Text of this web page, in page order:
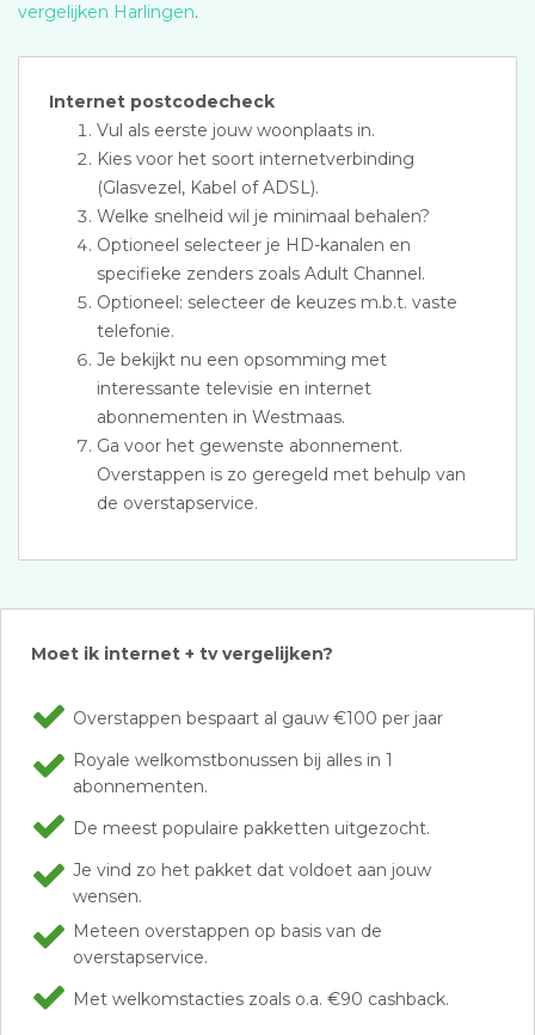
vergelijken Harlingen.
Internet postcodecheck
Vul als eerste jouw woonplaats in.
Kies voor het soort internetverbinding
(Glasvezel, Kabel of ADSL).
Welke snelheid wil je minimaal behalen?
Optioneel selecteer je HD-kanalen en
specifieke zenders zoals Adult Channel.
Optioneel: selecteer de keuzes m.b.t. vaste
telefonie.
Je bekijkt nu een opsomming met
interessante televisie en internet
abonnementen in Westmaas.
Ga voor het gewenste abonnement.
Overstappen is zo geregeld met behulp van
de overstapservice.
Moet ik internet + tv vergelijken?
Overstappen bespaart al gauw €100 per jaar
Royale welkomstbonussen bij alles in 1
abonnementen.
De meest populaire pakketten uitgezocht.
Je vind zo het pakket dat voldoet aan jouw
wensen.
Meteen overstappen op basis van de
overstapservice.
Met welkomstacties zoals o.a. €90 cashback.